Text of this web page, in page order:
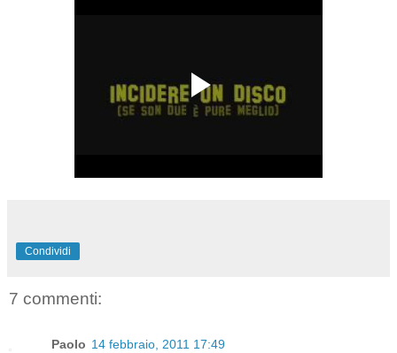
Condividi
7 commenti:
Paolo 14 febbraio, 2011 17:49